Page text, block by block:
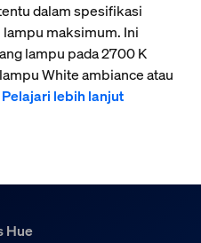
dalam spesifikasi
maksimum. Ini
lampu pada 2700 K
White ambiance atau
Pelajari lebih lanjut
Hue